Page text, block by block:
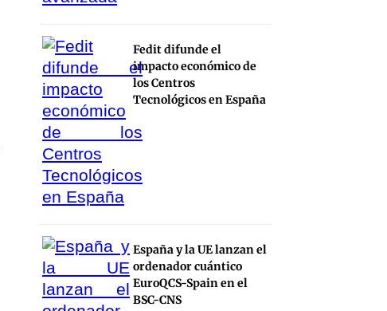
Fedit difunde el
impacto económico de
los Centros
Tecnológicos en España
España y la UE lanzan el
ordenador cuántico
EuroQCS-Spain en el
BSC-CNS